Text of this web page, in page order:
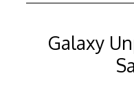
Galaxy